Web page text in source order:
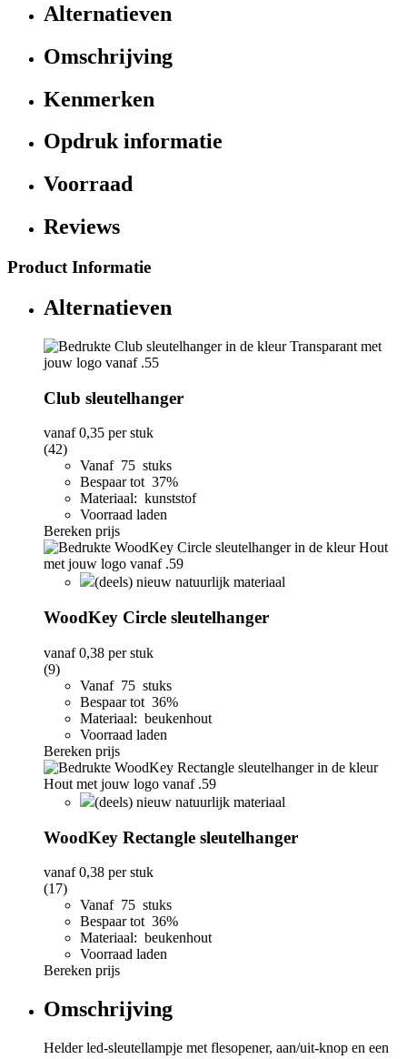
Alternatieven
Omschrijving
Kenmerken
Opdruk informatie
Voorraad
Reviews
Product Informatie
Alternatieven
Club sleutelhanger
vanaf0,35 per stuk
(42)
Vanaf 75 stuks
Bespaar tot 37%
Materiaal: kunststof
Voorraad laden
Bereken prijs
(deels) nieuw natuurlijk materiaal
WoodKey Circle sleutelhanger
vanaf0,38 per stuk
(9)
Vanaf 75 stuks
Bespaar tot 36%
Materiaal: beukenhout
Voorraad laden
Bereken prijs
(deels) nieuw natuurlijk materiaal
WoodKey Rectangle sleutelhanger
vanaf0,38 per stuk
(17)
Vanaf 75 stuks
Bespaar tot 36%
Materiaal: beukenhout
Voorraad laden
Bereken prijs
Omschrijving
Helder led-sleutellampje met flesopener, aan/uit-knop en een